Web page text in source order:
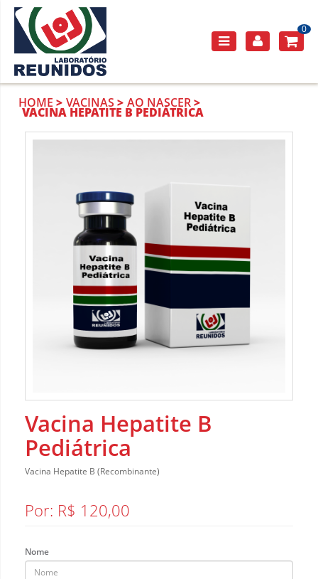
0
HOME VACINAS AO NASCER
VACINA HEPATITE B PEDIÁTRICA
Vacina Hepatite B
Pediátrica
Vacina Hepatite B (Recombinante)
Por: R$ 120,00
Nome